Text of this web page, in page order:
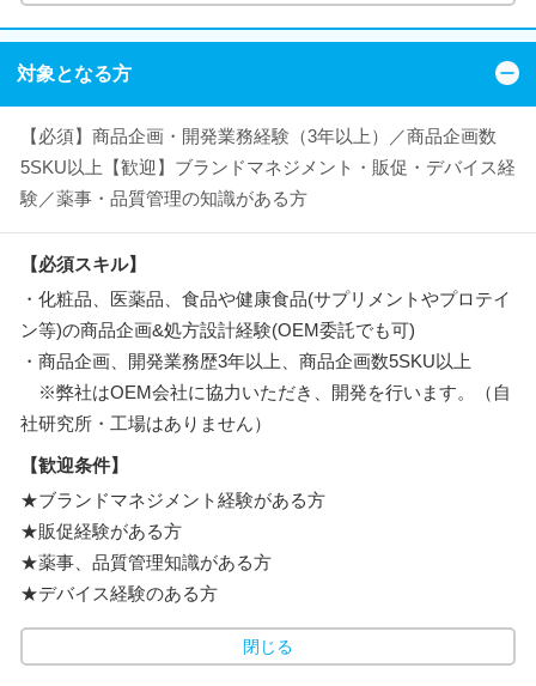
対象となる方
【必須】商品企画・開発業務経験（3年以上）／商品企画数
5SKU以上【歓迎】ブランドマネジメント・販促・デバイス経
験／薬事・品質管理の知識がある方
【必須スキル】
・化粧品、医薬品、食品や健康食品(サプリメントやプロテイ
ン等)の商品企画&処方設計経験(OEM委託でも可)
・商品企画、開発業務歴3年以上、商品企画数5SKU以上
※弊社はOEM会社に協力いただき、開発を行います。（自
社研究所・工場はありません）
【歓迎条件】
★ブランドマネジメント経験がある方
★販促経験がある方
★薬事、品質管理知識がある方
★デバイス経験のある方
閉じる